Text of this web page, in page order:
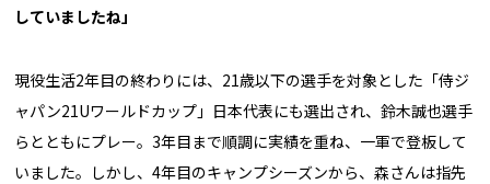
していましたね」
現役生活2年目の終わりには、21歳以下の選手を対象とした「侍ジ
ャパン21Uワールドカップ」日本代表にも選出され、鈴木誠也選手
らとともにプレー。3年目まで順調に実績を重ね、一軍で登板して
いました。しかし、4年目のキャンプシーズンから、森さんは指先